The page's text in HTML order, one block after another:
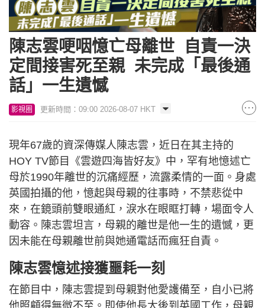
陳志雲哽咽憶亡母離世 自責一決
定間接害死至親 未完成「最後通
話」一生遺憾
影視圈 更新時間：09:00 2026-08-07 HKT
現年67歲的資深傳媒人陳志雲，近日在其主持的
HOY TV節目《雲遊四海皆好友》中，罕有地憶述亡
母於1990年離世的沉痛經歷，流露柔情的一面。身處
英國拍攝的他，憶起與母親的往事時，不禁悲從中
來，在鏡頭前雙眼通紅，淚水在眼眶打轉，場面令人
動容。陳志雲坦言，母親的離世是他一生的遺憾，更
因未能在母親離世前與她通電話而瘋狂自責。
陳志雲憶述接獲噩耗一刻
在節目中，陳志雲提到母親對他愛護備至，自小已將